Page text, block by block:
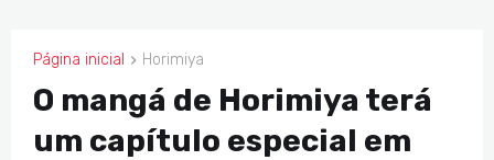
Página inicial Horimiya
HORIMIYA
O mangá de Horimiya terá
um capítulo especial em